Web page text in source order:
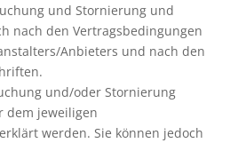
und Stornierung und
nach den Vertragsbedingungen
Anbieters und nach den
und/oder Stornierung
dem jeweiligen
werden. Sie können jedoch